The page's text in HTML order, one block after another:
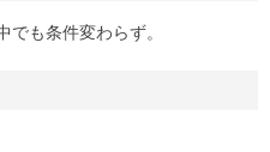
も条件変わらず。